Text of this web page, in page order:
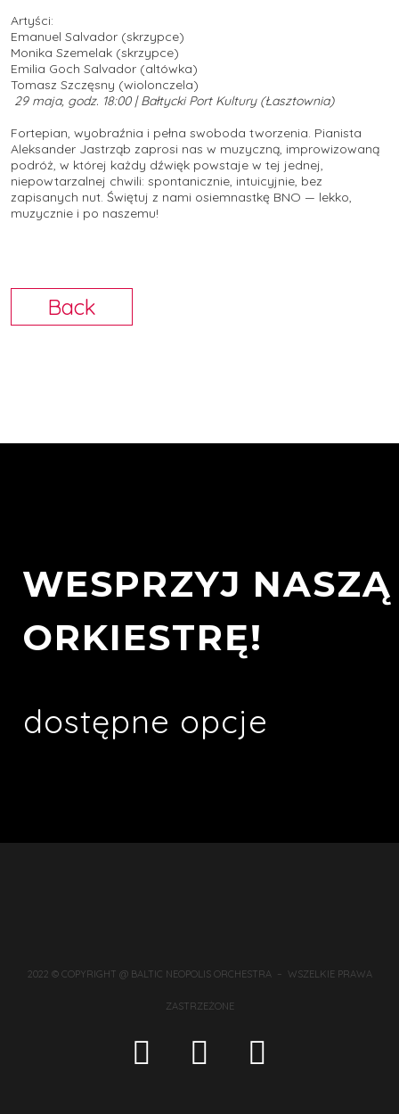
Artyści:
Emanuel Salvador (skrzypce)
Monika Szemelak (skrzypce)
Emilia Goch Salvador (altówka)
Tomasz Szczęsny (wiolonczela)
29 maja, godz. 18:00 | Bałtycki Port Kultury (Łasztownia)
Fortepian, wyobraźnia i pełna swoboda tworzenia. Pianista
Aleksander Jastrząb zaprosi nas w muzyczną, improwizowaną
podróż, w której każdy dźwięk powstaje w tej jednej,
niepowtarzalnej chwili: spontanicznie, intuicyjnie, bez
zapisanych nut. Świętuj z nami osiemnastkę BNO — lekko,
muzycznie i po naszemu!
Back
WESPRZYJ NASZĄ
ORKIESTRĘ!
dostępne opcje
2022 © COPYRIGHT @ BALTIC NEOPOLIS ORCHESTRA – WSZELKIE PRAWA
ZASTRZEŻONE